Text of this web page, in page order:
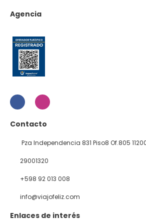
Agencia
Contacto
Pza Independencia 831 Piso8 Of.805
29001320
+598 92 013 008
info@viajofeliz.com
Enlaces de interés